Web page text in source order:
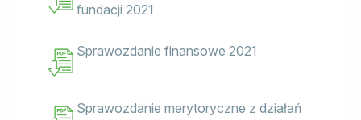
fundacji 2021
Sprawozdanie finansowe 2021
Sprawozdanie merytoryczne z działań